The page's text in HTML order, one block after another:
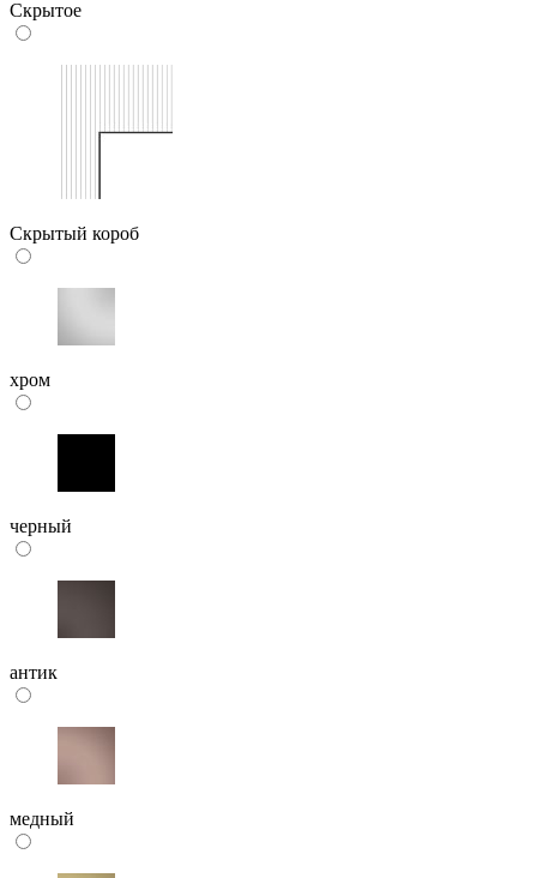
Скрытое
Скрытый короб
хром
черный
антик
медный